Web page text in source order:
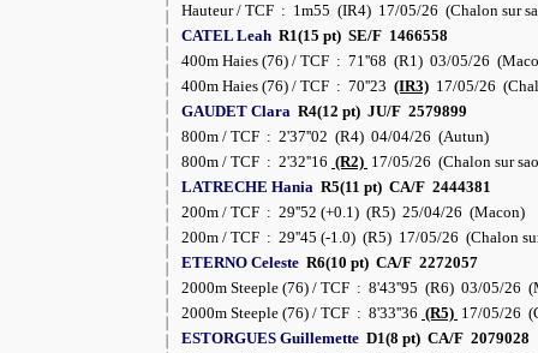
Hauteur / TCF : 1m55 (IR4) 17/05/26 (Chalon sur
CATEL Leah R1(15 pt) SE/F 1466558
400m Haies (76) / TCF : 71''68 (R1) 03/05/26
400m Haies (76) / TCF : 70''23 (IR3) 17/05/26
GAUDET Clara R4(12 pt) JU/F 2579899
800m / TCF : 2'37''02 (R4) 04/04/26 (Autun)
800m / TCF : 2'32''16 (R2) 17/05/26 (Chalon sur
LATRECHE Hania R5(11 pt) CA/F 2444381
200m / TCF : 29''52 (+0.1) (R5) 25/04/26 (Macon)
200m / TCF : 29''45 (-1.0) (R5) 17/05/26 (Chalon
ETERNO Celeste R6(10 pt) CA/F 2272057
2000m Steeple (76) / TCF : 8'43''95 (R6) 03/05/26
2000m Steeple (76) / TCF : 8'33''36 (R5) 17/05/26
ESTORGUES Guillemette D1(8 pt) CA/F 2079028